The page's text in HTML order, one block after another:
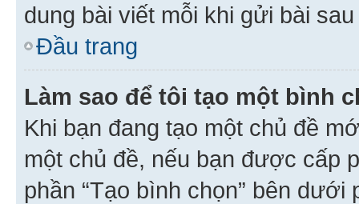
dung bài viết mỗi khi gửi bài sau
Đầu trang
Làm sao để tôi tạo một bình
Khi bạn đang tạo một chủ đề
một chủ đề, nếu bạn được cấp
phần “Tạo bình chọn” bên